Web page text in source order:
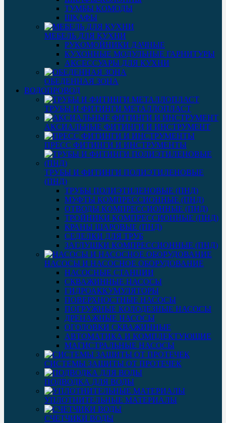
ТУМБЫ КОМОДЫ
ШКАФЫ
МЕБЕЛЬ ДЛЯ КУХНИ
РУКОМОЙНИКИ ДАЧНЫЕ
КУХОННЫЕ МОДУЛЬНЫЕ ГАРНИТУРЫ
АКСЕССУАРЫ ДЛЯ КУХНИ
ОБЕДЕННАЯ ЗОНА
ВОДОПРОВОД
ТРУБЫ И ФИТИНГИ МЕТАЛЛОПЛАСТ
АКСИАЛЬНЫЕ ФИТИНГИ И ИНСТРУМЕНТ
ПРЕСС ФИТИНГИ И ИНСТРУМЕНТЫ
ТРУБЫ И ФИТИНГИ ПОЛИЭТИЛЕНОВЫЕ
(ПНД)
ТРУБЫ ПОЛИЭТИЛЕНОВЫЕ (ПНД)
МУФТЫ КОМПРЕССИОННЫЕ (ПНД)
ОТВОДЫ КОМПРЕССИОННЫЕ (ПНД)
ТРОЙНИКИ КОМПРЕССИОННЫЕ (ПНД)
КРАНЫ ШАРОВЫЕ (ПНД)
СЕДЕЛКИ ДЛЯ ТРУБ
ЗАГЛУШКИ КОМПРЕССИОННЫЕ (ПНД)
НАСОСЫ И НАСОСНОЕ ОБОРУДОВАНИЕ
НАСОСНЫЕ СТАНЦИИ
СКВАЖИННЫЕ НАСОСЫ
ГИДРОАККУМУЛЯТОРЫ
ПОВЕРХНОСТНЫЕ НАСОСЫ
ПОГРУЖНЫЕ КОЛОДЕЗНЫЕ НАСОСЫ
ДРЕНАЖНЫЕ НАСОСЫ
ОГОЛОВКИ СКВАЖИННЫЕ
АВТОМАТИКА И КОМПЛЕКТУЮЩИЕ
МАГИСТРАЛЬНЫЕ НАСОСЫ
СИСТЕМЫ ЗАЩИТЫ ОТ ПРОТЕЧЕК
ПОДВОДКА ДЛЯ ВОДЫ
УПЛОТНИТЕЛЬНЫЕ МАТЕРИАЛЫ
СЧЕТЧИКИ ВОДЫ